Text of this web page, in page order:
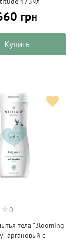
грн
Купить
0
тела "Blooming
аргановый с